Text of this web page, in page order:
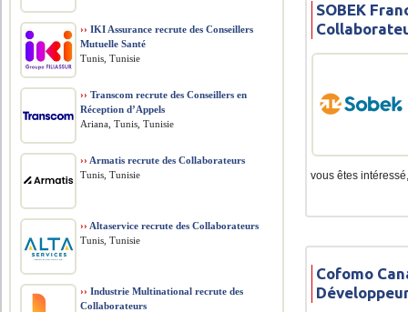
SOBEK
vous êtes
Cofomo
›› IKI Assurance recrute des Conseillers
Mutuelle Santé
Tunis, Tunisie
›› Transcom recrute des Conseillers en
Réception d’Appels
Ariana, Tunis, Tunisie
›› Armatis recrute des Collaborateurs
Tunis, Tunisie
›› Altaservice recrute des Collaborateurs
Tunis, Tunisie
›› Industrie Multinational recrute des
Collaborateurs